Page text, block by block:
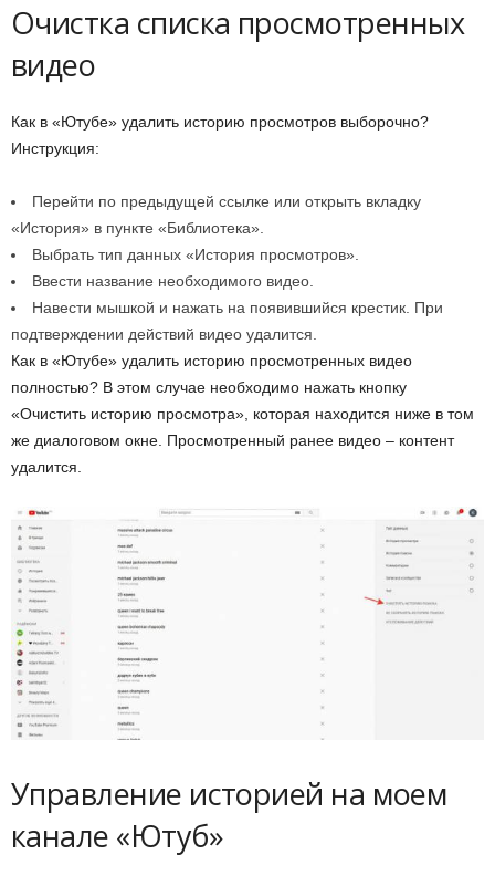
Очистка списка просмотренных
видео
Как в «Ютубе» удалить историю просмотров выборочно?
Инструкция:
Перейти по предыдущей ссылке или открыть вкладку
«История» в пункте «Библиотека».
Выбрать тип данных «История просмотров».
Ввести название необходимого видео.
Навести мышкой и нажать на появившийся крестик. При
подтверждении действий видео удалится.
Как в «Ютубе» удалить историю просмотренных видео
полностью? В этом случае необходимо нажать кнопку
«Очистить историю просмотра», которая находится ниже в том
же диалоговом окне. Просмотренный ранее видео – контент
удалится.
Управление историей на моем
канале «Ютуб»